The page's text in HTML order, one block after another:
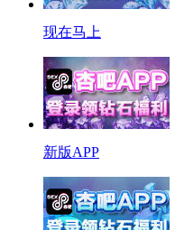
现在马上
新版APP